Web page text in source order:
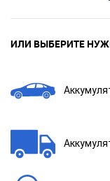
ИЛИ ВЫБЕРИТЕ